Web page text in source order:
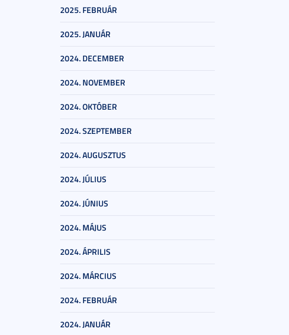
2025. FEBRUÁR
2025. JANUÁR
2024. DECEMBER
2024. NOVEMBER
2024. OKTÓBER
2024. SZEPTEMBER
2024. AUGUSZTUS
2024. JÚLIUS
2024. JÚNIUS
2024. MÁJUS
2024. ÁPRILIS
2024. MÁRCIUS
2024. FEBRUÁR
2024. JANUÁR